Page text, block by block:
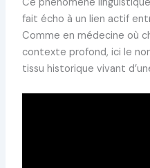
fait écho à un lien actif
Comme en médecine où
contexte profond, ici le
tissu historique vivant